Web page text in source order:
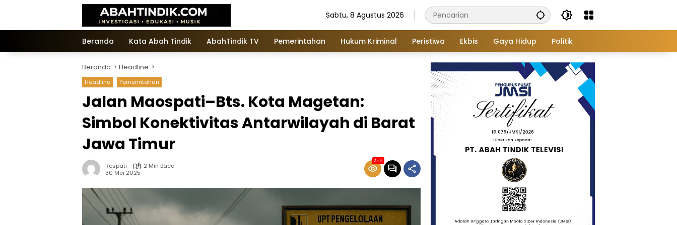
Sabtu, 8 Agustus 2026
Beranda Kata Abah Tindik AbahTindik TV Pemerintahan Hukum Kriminal Peristiwa Ekbis Gaya Hidup Politik
Beranda Headline
Headline Pemerintahan
Jalan Maospati–Bts. Kota Magetan:
Simbol Konektivitas Antarwilayah di Barat
Jawa Timur
Respati
2 Min Baca
30 Mei 2025
259